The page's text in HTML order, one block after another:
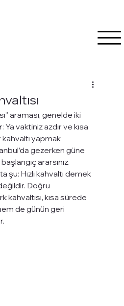
araması, genelde iki
Ya vaktiniz azdır ve kısa
yapmak
gezerken güne
ararsınız.
şu: Hızlı kahvaltı demek
Doğru
kahvaltısı, kısa sürede
de günün geri